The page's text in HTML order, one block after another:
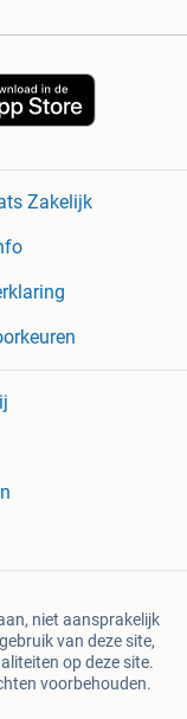
Zakelijk
niet aansprakelijk
van deze site,
op deze site.
voorbehouden.